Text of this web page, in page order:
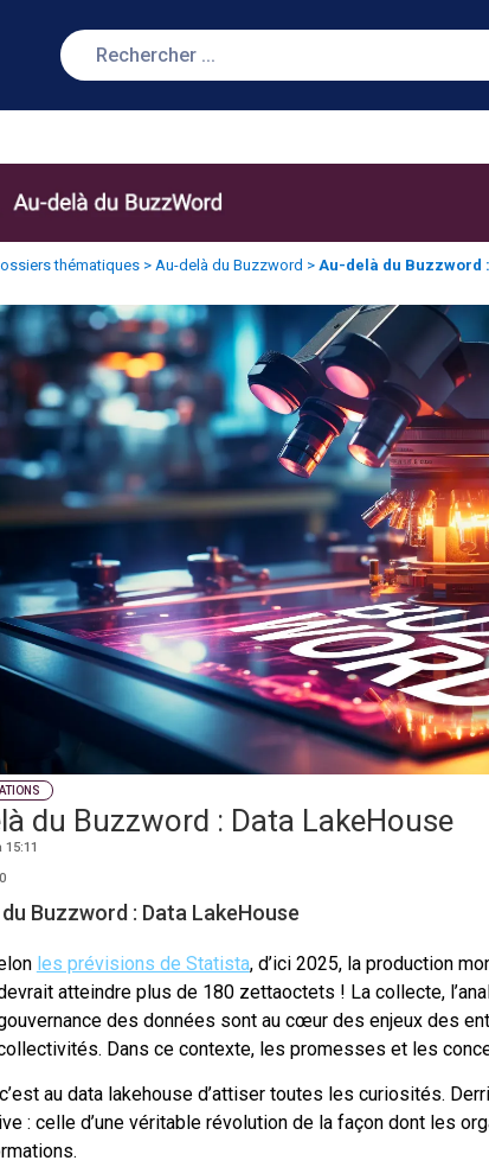
thématiques > Au-delà du Buzzword > Au-delà du Buzzword
du Buzzword : Data LakeHouse
15:11
0
Buzzword : Data LakeHouse
les prévisions de Statista, d’ici 2025, la production
atteindre plus de 180 zettaoctets ! La collecte,
des données sont au cœur des enjeux des
Dans ce contexte, les promesses et les
au data lakehouse d’attiser toutes les curiosités.
: celle d’une véritable révolution de la façon dont les